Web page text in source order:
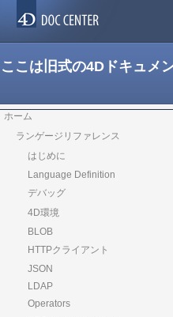
ここは旧式の4Dドキュメ
ホーム
ランゲージリファレンス
はじめに
Language Definition
デバッグ
4D環境
BLOB
HTTPクライアント
JSON
LDAP
Operators